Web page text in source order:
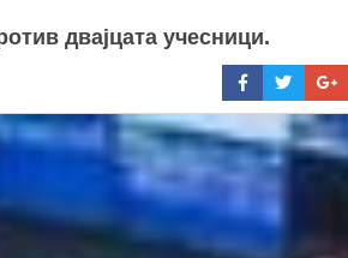
двајцата учесници.